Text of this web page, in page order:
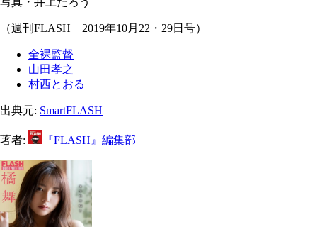
（週刊FLASH 2019年10月22・29日号）
全裸監督
山田孝之
村西とおる
出典元: SmartFLASH
著者: 『FLASH』編集部